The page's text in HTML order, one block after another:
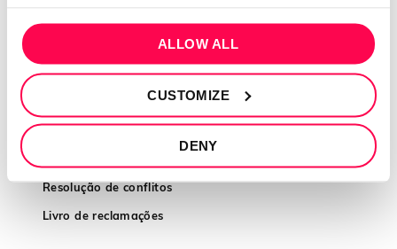
ALLOW ALL
CUSTOMIZE
DENY
Conta cliente
Recuperar Password
INFORMAÇÕES
Política de privacidade
Resolução de conflitos
Livro de reclamações